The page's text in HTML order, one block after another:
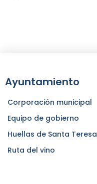
Ayuntamiento
Corporación municipal
Equipo de gobierno
Huellas de Santa Teresa
Ruta del vino